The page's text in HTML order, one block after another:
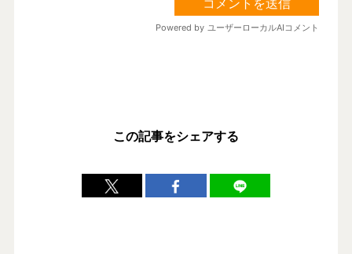
この記事をシェアする